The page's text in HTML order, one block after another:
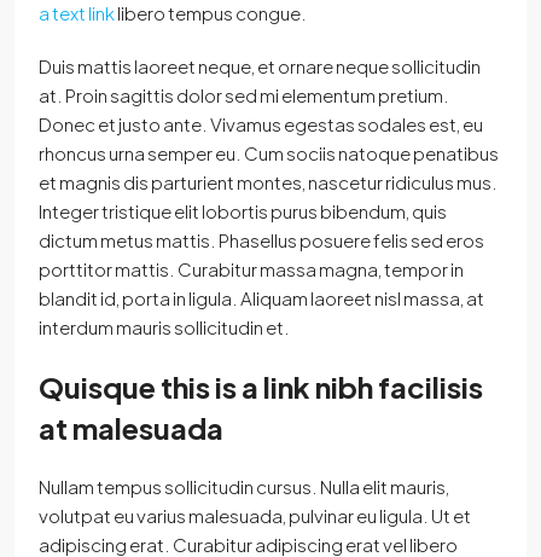
a text linklibero tempus congue.
Duis mattis laoreet neque, et ornare neque sollicitudin
at. Proin sagittis dolor sed mi elementum pretium.
Donec et justo ante. Vivamus egestas sodales est, eu
rhoncus urna semper eu. Cum sociis natoque penatibus
et magnis dis parturient montes, nascetur ridiculus mus.
Integer tristique elit lobortis purus bibendum, quis
dictum metus mattis. Phasellus posuere felis sed eros
porttitor mattis. Curabitur massa magna, tempor in
blandit id, porta in ligula. Aliquam laoreet nisl massa, at
interdum mauris sollicitudin et.
Quisque this is a link nibh facilisis
at malesuada
Nullam tempus sollicitudin cursus. Nulla elit mauris,
volutpat eu varius malesuada, pulvinar eu ligula. Ut et
adipiscing erat. Curabitur adipiscing erat vel libero